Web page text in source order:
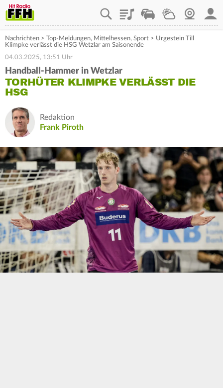
PlaylistStaupilotWetterWebcam
Nachrichten > Top-Meldungen, Mittelhessen, Sport > Urgestein Till
Klimpke verlässt die HSG Wetzlar am Saisonende
04.03.2025, 13:51 Uhr
Handball-Hammer in Wetzlar
TORHÜTER KLIMPKE VERLÄSST DIE
HSG
Redaktion
Frank Piroth